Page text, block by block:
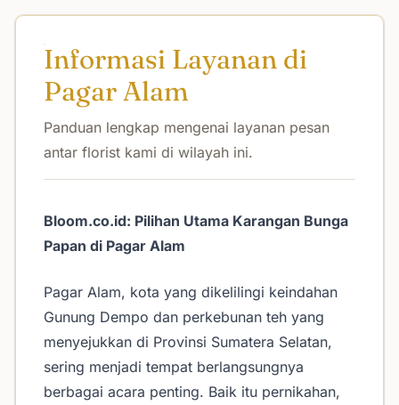
Informasi Layanan di
Pagar Alam
Panduan lengkap mengenai layanan pesan
antar florist kami di wilayah ini.
Bloom.co.id: Pilihan Utama Karangan Bunga
Papan di Pagar Alam
Pagar Alam, kota yang dikelilingi keindahan
Gunung Dempo dan perkebunan teh yang
menyejukkan di Provinsi Sumatera Selatan,
sering menjadi tempat berlangsungnya
berbagai acara penting. Baik itu pernikahan,